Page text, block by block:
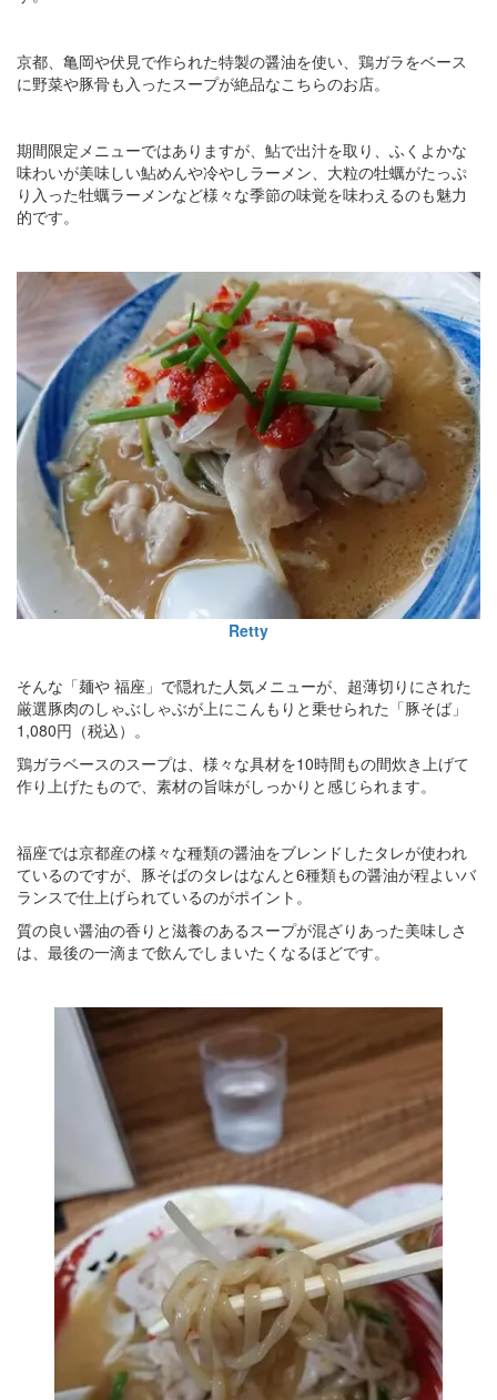
京都、亀岡や伏見で作られた特製の醤油を使い、鶏ガラをベース
に野菜や豚骨も入ったスープが絶品なこちらのお店。
期間限定メニューではありますが、鮎で出汁を取り、ふくよかな
味わいが美味しい鮎めんや冷やしラーメン、大粒の牡蠣がたっぷ
り入った牡蠣ラーメンなど様々な季節の味覚を味わえるのも魅力
的です。
Retty
そんな「麺や 福座」で隠れた人気メニューが、超薄切りにされた
厳選豚肉のしゃぶしゃぶが上にこんもりと乗せられた「豚そば」
1,080円（税込）。
鶏ガラベースのスープは、様々な具材を10時間もの間炊き上げて
作り上げたもので、素材の旨味がしっかりと感じられます。
福座では京都産の様々な種類の醤油をブレンドしたタレが使われ
ているのですが、豚そばのタレはなんと6種類もの醤油が程よいバ
ランスで仕上げられているのがポイント。
質の良い醤油の香りと滋養のあるスープが混ざりあった美味しさ
は、最後の一滴まで飲んでしまいたくなるほどです。